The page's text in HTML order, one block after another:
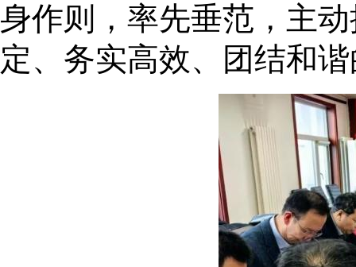
身作则，率先垂范，主
定、务实高效、团结和